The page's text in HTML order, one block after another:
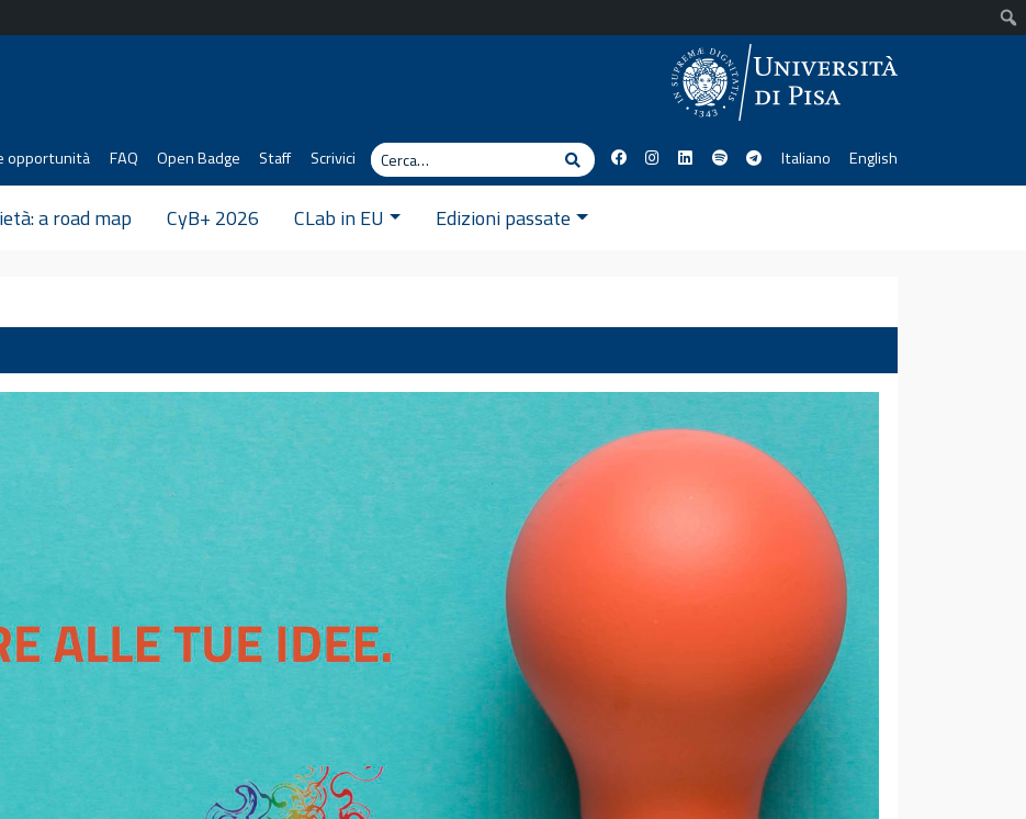
opportunità FAQ Open Badge Staff Scrivici
Cerca
Cerca Italiano English
a road map CyB+ 2026 CLab in EU Edizioni passate